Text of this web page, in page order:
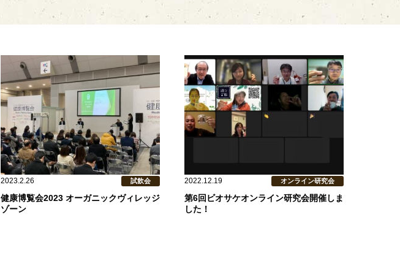
2023.2.26 試飲会
健康博覧会2023 オーガニックヴィレッジ
ゾーン
2022.12.19 オンライン研究会
第6回ビオサケオンライン研究会開催しま
した！